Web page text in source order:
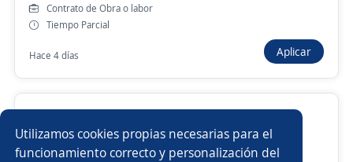
Utilizamos cookies propias necesarias para el
funcionamiento correcto y personalización del
Nuevas ofertas de empleo
Empleos similares
Regente de farmacia Especialista
Ejecutivo/a comercial Gerente comercial Director/a
Contrato de Obra o labor
Tiempo Parcial
Hace 4 días Aplicar
4.4
NEXA BPO